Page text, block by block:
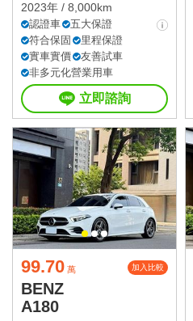
2023年 / 8,000km
認證車
五大保證
符合保固
里程保證
實車實價
友善試車
非多元化營業用車
立即諮詢
99.70 萬 加入比較
BENZ
A180